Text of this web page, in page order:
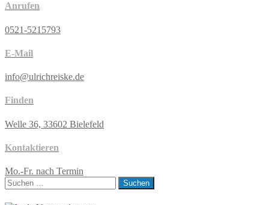
Anrufen
0521-5215793
E-Mail
info@ulrichreiske.de
Finden
Welle 36, 33602 Bielefeld
Kontaktieren
Mo.-Fr. nach Termin
Suchen
nach: